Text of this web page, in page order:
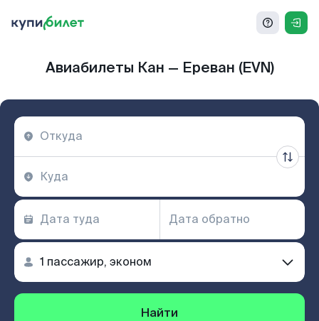
Авиабилеты Кан — Ереван (EVN)
Найти